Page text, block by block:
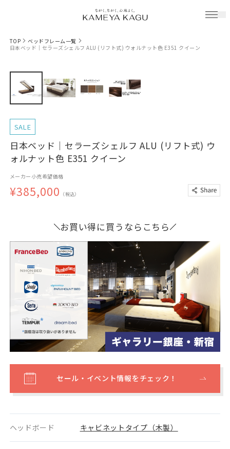
TOP
ベッドフレーム一覧
日本ベッド｜セラーズシェルフ ALU (リフト式) ウォルナット色 E351 クイーン
SALE
日本ベッド｜セラーズシェルフ ALU (リフト式) ウ
ォルナット色 E351 クイーン
メーカー小売希望価格
¥385,000 （税込）
お買い得に買うならこちら
セール・イベント情報をチェック！
ヘッドボード キャビネットタイプ（木製）